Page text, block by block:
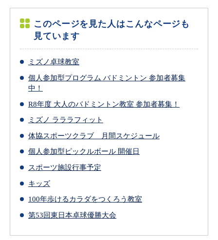
このページを見た人はこんなページも
見ています
ミズノ卓球教室
個人参加型プログラム バドミントン 参加者募集
中！
R8年度 大人のバドミントン教室 参加者募集！
ミズノ ラララフィット
体協スポーツクラブ 月間スケジュール
個人参加型ピックルボール 開催日
スポーツ施設行事予定
キッズ
100年歩けるカラダをつくろう教室
第53回東日本卓球優勝大会